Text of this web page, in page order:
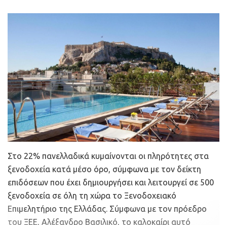
Στο 22% πανελλαδικά κυμαίνονται οι πληρότητες στα
ξενοδοχεία κατά μέσο όρο, σύμφωνα με τον δείκτη
επιδόσεων που έχει δημιουργήσει και λειτουργεί σε 500
ξενοδοχεία σε όλη τη χώρα το Ξενοδοχειακό
Επιμελητήριο της Ελλάδας. Σύμφωνα με τον πρόεδρο
του ΞΕΕ, Αλέξανδρο Βασιλικό, το καλοκαίρι αυτό